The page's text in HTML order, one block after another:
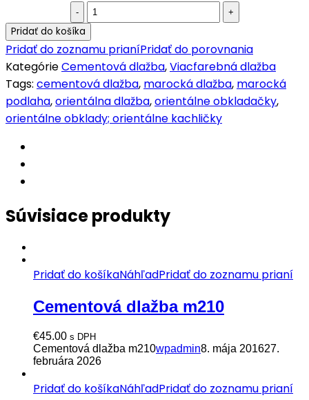
Cementová
vzorová
dlažba
m2387
quantity
Pridať do košíka
Pridať do zoznamu prianíPridať do porovnania
KategórieCementová dlažba,Viacfarebná dlažba
Tags: cementová dlažba, marocká dlažba, marocká
podlaha,orientálna dlažba,orientálne obkladačky,
orientálne obklady; orientálne kachličky
Súvisiace produkty
Pridať do košíkaNáhľadPridať do zoznamu prianí
Cementová dlažba m210
€45.00 s DPH
Cementová dlažba m210wpadmin8. mája 201627.
februára 2026
Pridať do košíkaNáhľadPridať do zoznamu prianí